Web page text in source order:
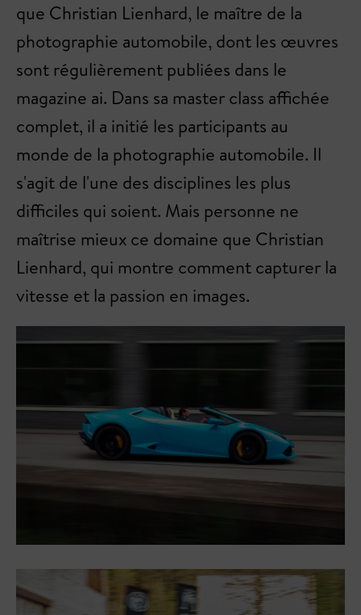
que Christian Lienhard, le maître de la
photographie automobile, dont les œuvres
sont régulièrement publiées dans le
magazine ai. Dans sa master class affichée
complet, il a initié les participants au
monde de la photographie automobile. Il
s'agit de l'une des disciplines les plus
difficiles qui soient. Mais personne ne
maîtrise mieux ce domaine que Christian
Lienhard, qui montre comment capturer la
vitesse et la passion en images.